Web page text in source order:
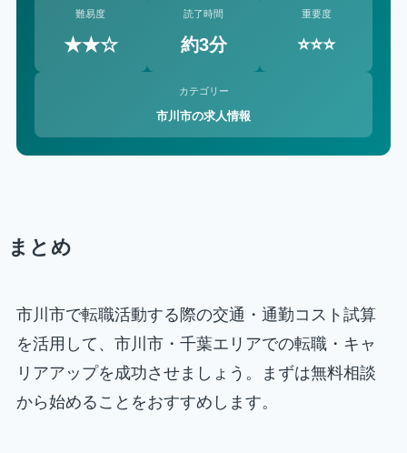
難易度
★★☆
読了時間
約3分
重要度
⭐⭐⭐
カテゴリー
市川市の求人情報
まとめ
市川市で転職活動する際の交通・通勤コスト試算
を活用して、市川市・千葉エリアでの転職・キャ
リアアップを成功させましょう。まずは無料相談
から始めることをおすすめします。